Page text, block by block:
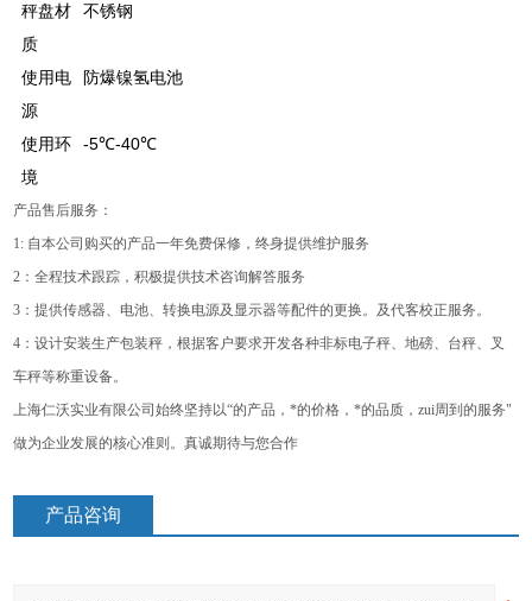
秤盘材
质
不锈钢
使用电
源
防爆镍氢电池
使用环
境
-5℃-40℃
产品售后服务：
1: 自本公司购买的产品一年免费保修，终身提供维护服务
2：全程技术跟踪，积极提供技术咨询解答服务
3：提供传感器、电池、转换电源及显示器等配件的更换。及代客校正服务。
4：设计安装生产包装秤，根据客户要求开发各种非标电子秤、地磅、台秤、叉
车秤等称重设备。
上海仁沃实业有限公司始终坚持以“的产品，*的价格，*的品质，zui周到的服务"
做为企业发展的核心准则。真诚期待与您合作
产品咨询